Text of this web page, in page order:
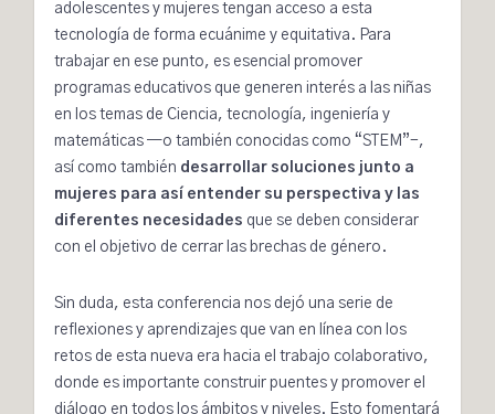
adolescentes y mujeres tengan acceso a esta
tecnología de forma ecuánime y equitativa. Para
trabajar en ese punto, es esencial promover
programas educativos que generen interés a las niñas
en los temas de Ciencia, tecnología, ingeniería y
matemáticas —o también conocidas como “STEM”-,
así como también desarrollar soluciones junto a
mujeres para así entender su perspectiva y las
diferentes necesidades que se deben considerar
con el objetivo de cerrar las brechas de género.
Sin duda, esta conferencia nos dejó una serie de
reflexiones y aprendizajes que van en línea con los
retos de esta nueva era hacia el trabajo colaborativo,
donde es importante construir puentes y promover el
diálogo en todos los ámbitos y niveles. Esto fomentará